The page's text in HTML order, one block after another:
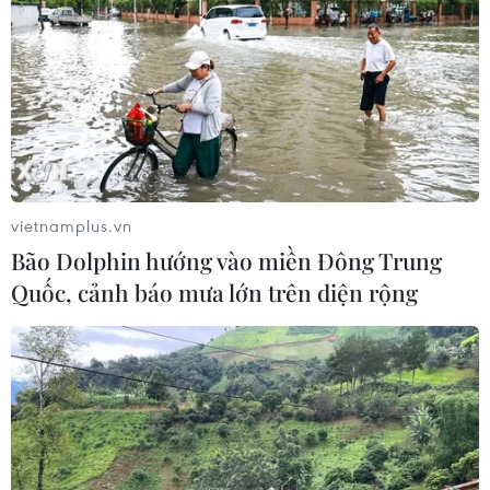
#Vùng xanh
#Khu dân cư
#Chốt cứng TP. Hà Nội
Theo dõi VietnamPlus
vietnamplus.vn
Bão Dolphin hướng vào miền Đông Trung
Quốc, cảnh báo mưa lớn trên diện rộng